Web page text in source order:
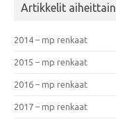
Artikkelit aiheittain
2014 – mp renkaat
2015 – mp renkaat
2016 – mp renkaat
2017 – mp renkaat